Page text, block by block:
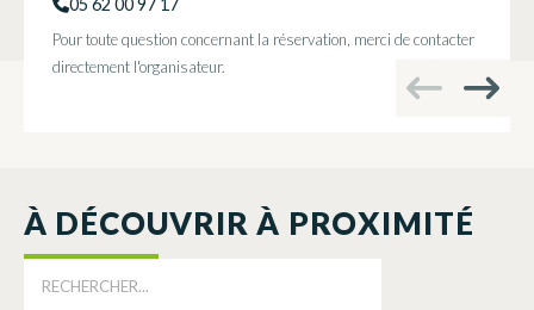
Pour toute question concernant la réservation, merci de contacter
directement l'organisateur.
À DÉCOUVRIR À PROXIMITÉ